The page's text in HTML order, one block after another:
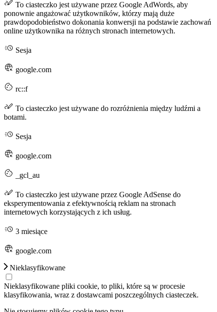
To ciasteczko jest używane przez Google AdWords, aby
ponownie angażować użytkowników, którzy mają duże
prawdopodobieństwo dokonania konwersji na podstawie zachowań
online użytkownika na różnych stronach internetowych.
Sesja
google.com
rc::f
To ciasteczko jest używane do rozróżnienia między ludźmi a
botami.
Sesja
google.com
_gcl_au
To ciasteczko jest używane przez Google AdSense do
eksperymentowania z efektywnością reklam na stronach
internetowych korzystających z ich usług.
3 miesiące
google.com
Nieklasyfikowane
Nieklasyfikowane pliki cookie, to pliki, które są w procesie
klasyfikowania, wraz z dostawcami poszczególnych ciasteczek.